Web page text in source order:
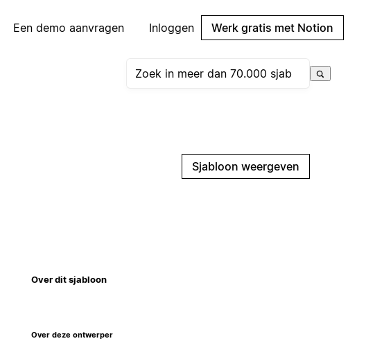
Een demo aanvragen Inloggen Werk gratis met Notion
Sjabloon weergeven
Over dit sjabloon
Over deze ontwerper